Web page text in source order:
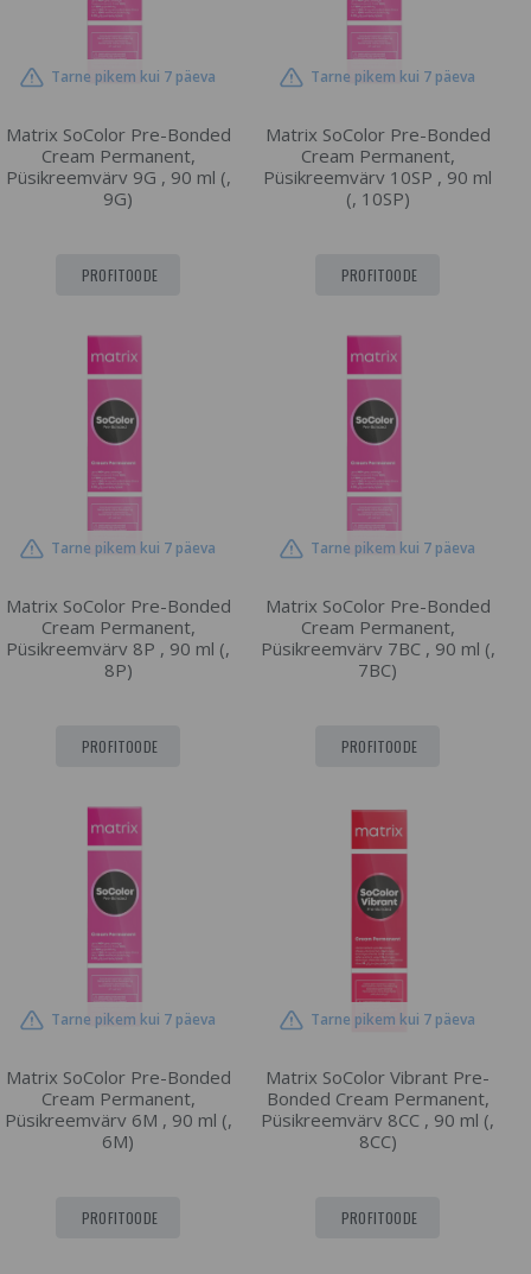
Tarne pikem kui 7 päeva
Matrix SoColor Pre-Bonded
Cream Permanent,
Püsikreemvärv 9G , 90 ml (,
9G)
PROFITOODE
Tarne pikem kui 7 päeva
Matrix SoColor Pre-Bonded
Cream Permanent,
Püsikreemvärv 10SP , 90 ml
(, 10SP)
PROFITOODE
Tarne pikem kui 7 päeva
Matrix SoColor Pre-Bonded
Cream Permanent,
Püsikreemvärv 8P , 90 ml (,
8P)
PROFITOODE
Tarne pikem kui 7 päeva
Matrix SoColor Pre-Bonded
Cream Permanent,
Püsikreemvärv 7BC , 90 ml (,
7BC)
PROFITOODE
Tarne pikem kui 7 päeva
Matrix SoColor Pre-Bonded
Cream Permanent,
Püsikreemvärv 6M , 90 ml (,
6M)
PROFITOODE
Tarne pikem kui 7 päeva
Matrix SoColor Vibrant Pre-
Bonded Cream Permanent,
Püsikreemvärv 8CC , 90 ml (,
8CC)
PROFITOODE